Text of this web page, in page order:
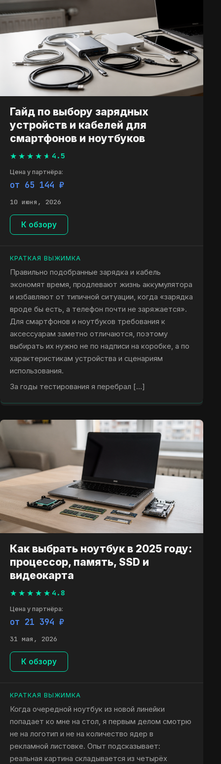
Гайд по выбору зарядных
устройств и кабелей для
смартфонов и ноутбуков
4.5
Цена у партнёра:
от 65 144 ₽
10 июня, 2026
К обзору
КРАТКАЯ ВЫЖИМКА
Правильно подобранные зарядка и кабель
экономят время, продлевают жизнь аккумулятора
и избавляют от типичной ситуации, когда «зарядка
вроде бы есть, а телефон почти не заряжается».
Для смартфонов и ноутбуков требования к
аксессуарам заметно отличаются, поэтому
выбирать их нужно не по надписи на коробке, а по
характеристикам устройства и сценариям
использования.
За годы тестирования я перебрал […]
Как выбрать ноутбук в 2025 году:
процессор, память, SSD и
видеокарта
4.8
Цена у партнёра:
от 21 394 ₽
31 мая, 2026
К обзору
КРАТКАЯ ВЫЖИМКА
Когда очередной ноутбук из новой линейки
попадает ко мне на стол, я первым делом смотрю
не на логотип и не на количество ядер в
рекламной листовке. Опыт подсказывает:
реальная картина складывается из четырёх